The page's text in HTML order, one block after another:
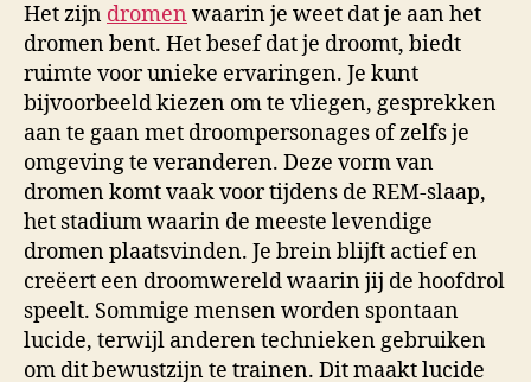
Het zijn dromen waarin je weet dat je aan het
dromen bent. Het besef dat je droomt, biedt
ruimte voor unieke ervaringen. Je kunt
bijvoorbeeld kiezen om te vliegen, gesprekken
aan te gaan met droompersonages of zelfs je
omgeving te veranderen. Deze vorm van
dromen komt vaak voor tijdens de REM-slaap,
het stadium waarin de meeste levendige
dromen plaatsvinden. Je brein blijft actief en
creëert een droomwereld waarin jij de hoofdrol
speelt. Sommige mensen worden spontaan
lucide, terwijl anderen technieken gebruiken
om dit bewustzijn te trainen. Dit maakt lucide